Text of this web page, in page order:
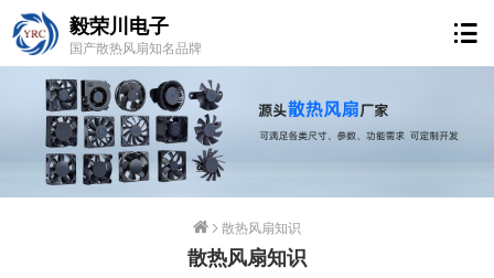
毅荣川电子
国产散热风扇知名品牌
散热风扇知识
散热风扇知识